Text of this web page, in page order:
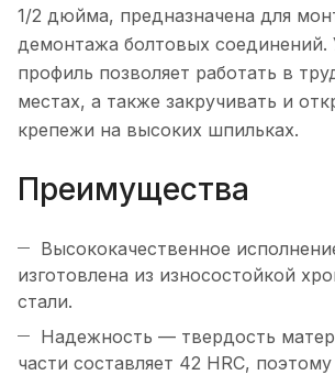
1/2 дюйма, предназначена для
демонтажа болтовых соединений.
профиль позволяет работать в
местах, а также закручивать и
крепежи на высоких шпильках.
Преимущества
Высококачественное
изготовлена из износостойкой
стали.
Надежность — твердость
части составляет 42 HRC,